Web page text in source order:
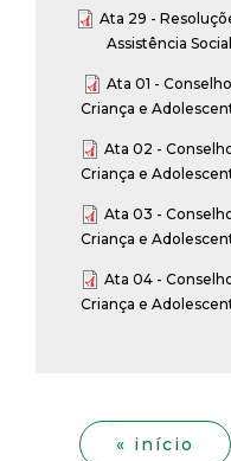
Ata 29 -
Assistência
Ata 01 -
Criança e
Ata 02 -
Criança e
Ata 03 -
Criança e
Ata 04 -
Criança e
« início